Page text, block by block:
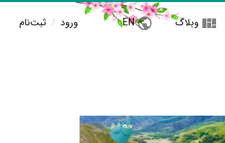
وبلاگ EN ورود / ثبت‌نام